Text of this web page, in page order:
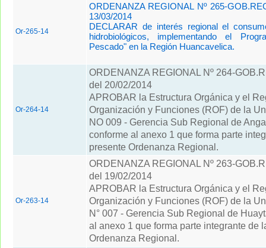
Or-265-14
ORDENANZA REGIONAL Nº 265-
13/03/2014
DECLARAR de interés regional el
hidrobiológicos, implementando el
Pescado" en la Región Huancavelica.
Or-264-14
ORDENANZA REGIONAL Nº 264-
del 20/02/2014
APROBAR la Estructura Orgánica y el
Organización y Funciones (ROF) de la
NO 009 - Gerencia Sub Regional de
conforme al anexo 1 que forma parte
presente Ordenanza Regional.
Or-263-14
ORDENANZA REGIONAL Nº 263-
del 19/02/2014
APROBAR la Estructura Orgánica y el
Organización y Funciones (ROF) de la
N° 007 - Gerencia Sub Regional de
al anexo 1 que forma parte integrante de
Ordenanza Regional.